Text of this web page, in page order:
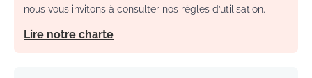
nous vous invitons à consulter nos règles d’utilisation.
Lire notre charte